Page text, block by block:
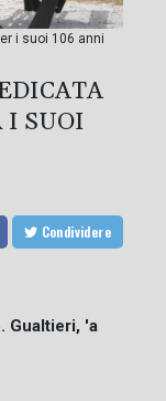
i suoi 106 anni
I SUOI
Condividere
Gualtieri, 'a